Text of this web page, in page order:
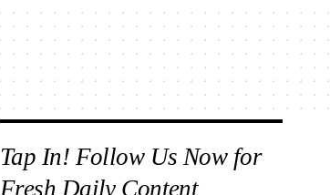
Tap In! Follow Us Now for
Fresh Daily Content